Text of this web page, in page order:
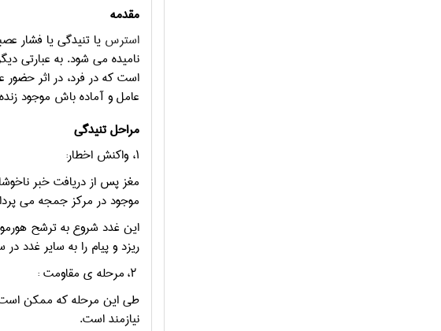
مقدمه
استرس یا تنیدگی یا فشار
نامیده می شود. به عبارتی
است که در فرد، در اثر حضور
عامل و آماده باش موجود
مراحل تنیدگی
۱، واکنش اخطار:
مغز پس از دریافت خبر
موجود در مرکز جمجه می
این غدد شروع به ترشح
ریزد و پیام را به سایر غدد
طی این مرحله که ممکن است
نیازمند است.